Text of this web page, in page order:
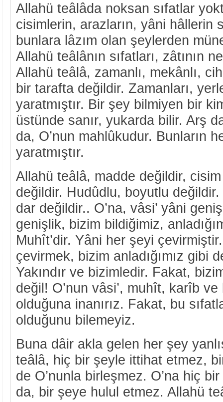
Allahü teâlâda noksan sıfatlar
cisimlerin, arazların, yâni hâllerin
bunlara lâzım olan şeylerden
Allahü teâlânın sıfatları, zâtının
Allahü teâlâ, zamanlı, mekânlı,
bir tarafta değildir. Zamanları,
yaratmıştır. Bir şey bilmiyen bir
üstünde sanır, yukarda bilir. Arş
da, O’nun mahlûkudur. Bunların
yaratmıştır.
Allahü teâlâ, madde değildir,
değildir. Hudûdlu, boyutlu
dar değildir.. O’na, vâsi’ yâni
genişlik, bizim bildiğimiz,
Muhît’dir. Yâni her şeyi
çevirmek, bizim anladığımız gibi
Yakındır ve bizimledir. Fakat,
değil! O’nun vâsi’, muhît, karîb
olduğuna inanırız. Fakat, bu
olduğunu bilemeyiz.
Buna dâir akla gelen her şey
teâlâ, hiç bir şeyle ittihat etmez,
de O’nunla birleşmez. O’na hiç
da, bir şeye hulul etmez. Allahü